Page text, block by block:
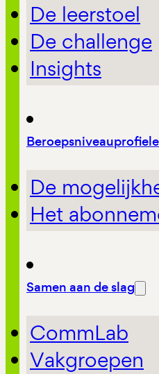
De leerstoel
De challenge
Insights
De
Het
Samen aan de slag
CommLab
Vakgroepen